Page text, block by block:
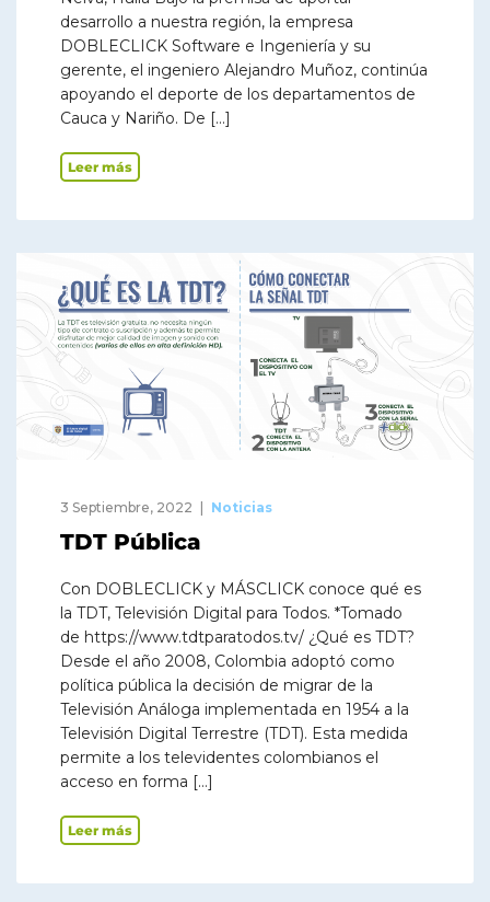
desarrollo a nuestra región, la empresa
DOBLECLICK Software e Ingeniería y su
gerente, el ingeniero Alejandro Muñoz, continúa
apoyando el deporte de los departamentos de
Cauca y Nariño. De […]
Leer más
3 Septiembre, 2022 Noticias
TDT Pública
Con DOBLECLICK y MÁSCLICK conoce qué es
la TDT, Televisión Digital para Todos. *Tomado
de https://www.tdtparatodos.tv/ ¿Qué es TDT?
Desde el año 2008, Colombia adoptó como
política pública la decisión de migrar de la
Televisión Análoga implementada en 1954 a la
Televisión Digital Terrestre (TDT). Esta medida
permite a los televidentes colombianos el
acceso en forma […]
Leer más